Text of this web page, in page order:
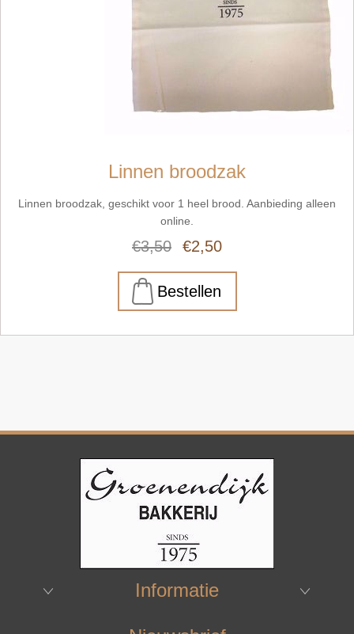
Linnen broodzak
Linnen broodzak, geschikt voor 1 heel brood. Aanbieding alleen
online.
€3,50 €2,50
Informatie